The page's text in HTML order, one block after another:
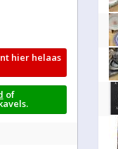
hier helaas
of